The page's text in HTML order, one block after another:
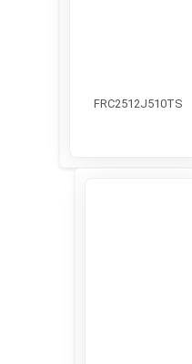
FRC2512J510TS